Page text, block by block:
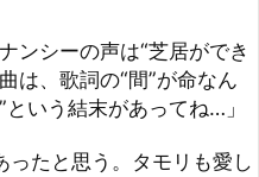
う結末があってね…」
たと思う。タモリも愛し
整理してみたい。ナンシ
の代表曲「Guess Who
でドラマチックなジャ